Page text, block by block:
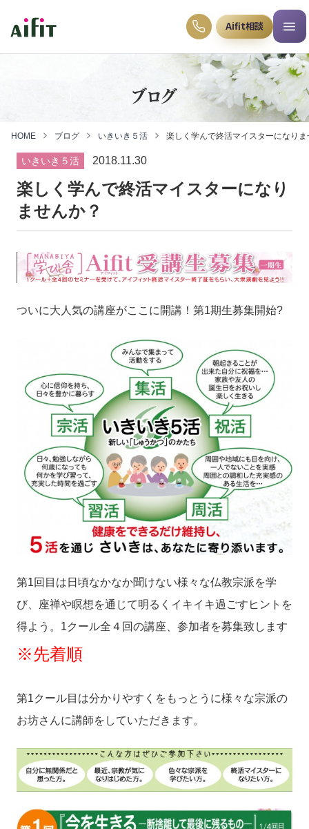
Aifit相談
ブログ
HOME ブログ いきいき５活 楽しく学んで終活マイスターになりま
いきいき５活 2018.11.30
楽しく学んで終活マイスターになり
ませんか？
ついに大人気の講座がここに開講！第1期生募集開始?
第1回目は日頃なかなか聞けない様々な仏教宗派を学
び、座禅や瞑想を通じて明るくイキイキ過ごすヒントを
得よう。1クール全４回の講座、参加者を募集致します
※先着順
第1クール目は分かりやすくをもっとうに様々な宗派の
お坊さんに講師をしていただきます。